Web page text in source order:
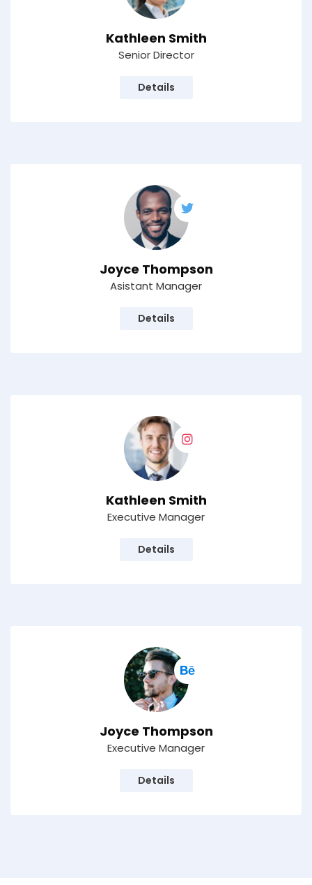
Kathleen Smith
Senior Director
Details
Joyce Thompson
Asistant Manager
Details
Kathleen Smith
Executive Manager
Details
Joyce Thompson
Executive Manager
Details